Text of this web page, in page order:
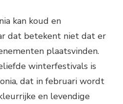
kan koud en
dat betekent niet dat er
plaatsvinden.
winterfestivals is
dat in februari wordt
en levendige